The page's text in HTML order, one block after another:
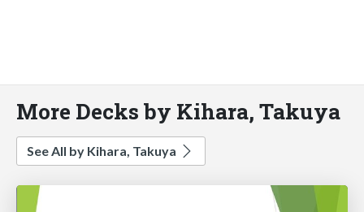
More Decks by Kihara, Takuya
See All by Kihara, Takuya